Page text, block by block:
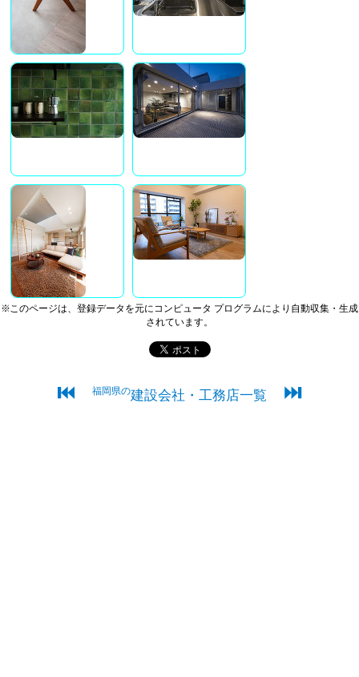
※このページは、登録データを元にコンピュータ プログラムにより自動収集・生成
されています。
⏮ 福岡県の建設会社・工務店一覧 ⏭